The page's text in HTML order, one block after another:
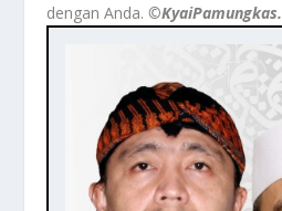
dengan Anda.©️KyaiPamungkas.